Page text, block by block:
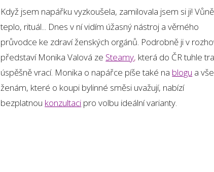
Když jsem napářku vyzkoušela, zamilovala jsem si ji!
teplo, rituál... Dnes v ní vidím úžasný nástroj a věrného
průvodce ke zdraví ženských orgánů. Podrobně ji v
představí Monika Valová ze Steamy, která do ČR tuhle
úspěšně vrací. Monika o napářce píše také na blogu a
ženám, které o koupi bylinné směsi uvažují, nabízí
bezplatnou konzultaci pro volbu ideální varianty.